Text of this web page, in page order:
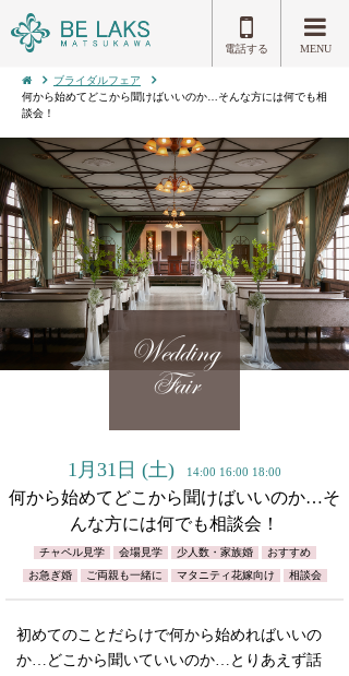
電話する MENU
ブライダルフェア
何から始めてどこから聞けばいいのか…そんな方には何でも相
談会！
Wedding
Fair
1月31日 (土) 14:00 16:00 18:00
何から始めてどこから聞けばいいのか…そ
んな方には何でも相談会！
チャペル見学 会場見学 少人数・家族婚
おすすめ
お急ぎ婚
ご両親も一緒に マタニティ花嫁向け 相談会
初めてのことだらけで何から始めればいいの
か…どこから聞いていいのか…とりあえず話